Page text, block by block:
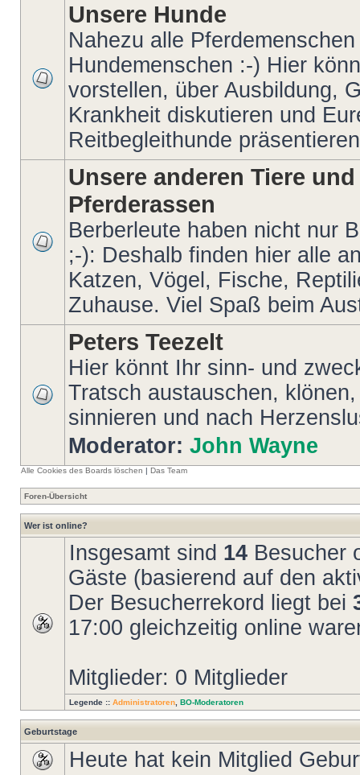
Unsere Hunde
Nahezu alle
Hundemenschen :-) Hier
vorstellen, über Ausbildung,
Krankheit diskutieren und
Reitbegleithunde
Unsere anderen Tiere
Pferderassen
Berberleute haben nicht nur
;-): Deshalb finden hier alle
Katzen, Vögel, Fische,
Zuhause. Viel Spaß beim
Peters Teezelt
Hier könnt Ihr sinn- und
Tratsch austauschen,
sinnieren und nach
Moderator: John Wayne
Alle Cookies des Boards löschen | Das Team
Foren-Übersicht
Wer ist online?
Insgesamt sind 14 Besucher
Gäste (basierend auf den
Der Besucherrekord liegt bei
17:00 gleichzeitig online
Mitglieder: 0 Mitglieder
Legende :: Administratoren BO-Moderatoren
Geburtstage
Heute hat kein Mitglied